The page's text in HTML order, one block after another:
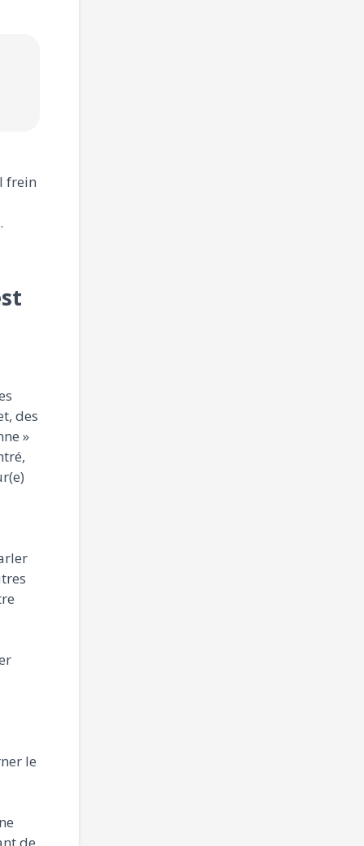
frein
des
»
le